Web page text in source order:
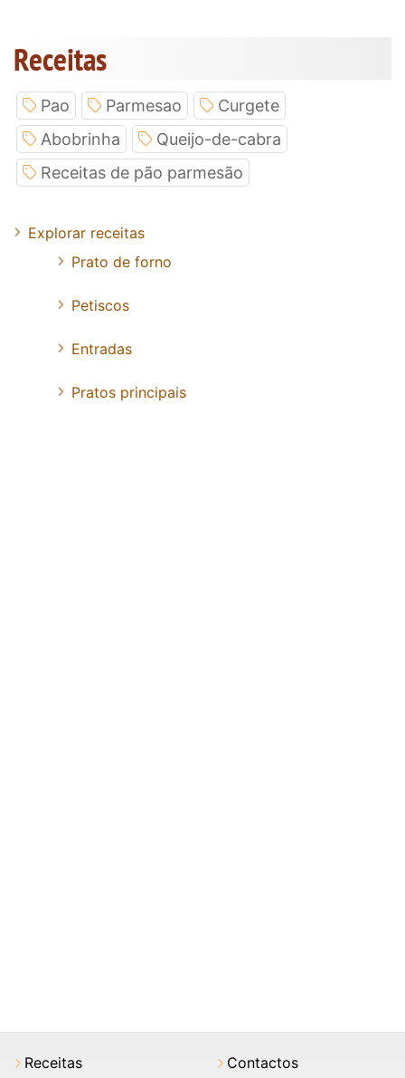
Receitas
Pao Parmesao
Curgete
Abobrinha
Queijo-de-cabra
Receitas de pão parmesão
Explorar receitas
Prato de forno
Petiscos
Entradas
Pratos principais
Receitas Contactos